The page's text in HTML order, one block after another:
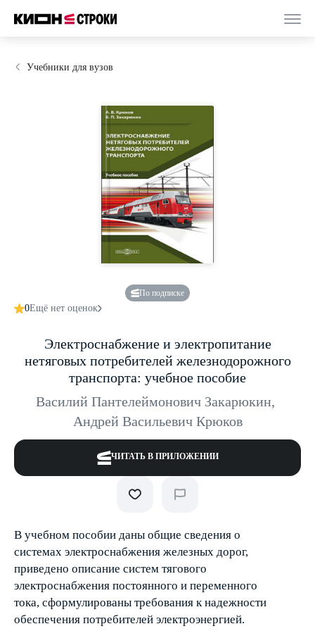
Учебники для вузов
По подписке
0Ещё нет оценок
Электроснабжение и электропитание
нетяговых потребителей железнодорожного
транспорта: учебное пособие
Василий Пантелеймонович Закарюкин,
Андрей Васильевич Крюков
ЧИТАТЬ В ПРИЛОЖЕНИИ
В учебном пособии даны общие сведения о
системах электроснабжения железных дорог,
приведено описание систем тягового
электроснабжения постоянного и переменного
тока, сформулированы требования к надежности
обеспечения потребителей электроэнергией.